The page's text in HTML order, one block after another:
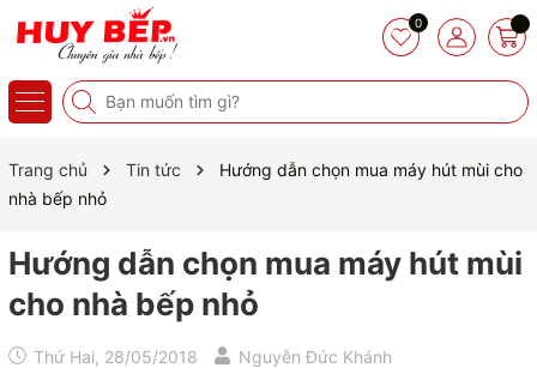
0
Trang chủ Tin tức
Hướng dẫn chọn mua máy hút mùi cho
nhà bếp nhỏ
Hướng dẫn chọn mua máy hút mùi
cho nhà bếp nhỏ
Thứ Hai, 28/05/2018 Nguyễn Đức Khánh